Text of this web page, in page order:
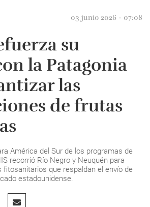
03 junio 2026 - 07:08
su
la Patagonia
las
de frutas
América del Sur de los programas de
recorrió Río Negro y Neuquén para
que respaldan el envío de
estadounidense.